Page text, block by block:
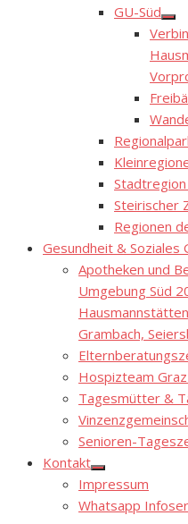
GU-Süd
sub
Steirischer
Regionen
Gesundheit & Soziales
Apotheken und
Umgebung Süd
Grambach,
Hospizteam
Tagesmütter &
Senioren-
Kontakt
Show
sub
menu
Impressum
Whatsapp